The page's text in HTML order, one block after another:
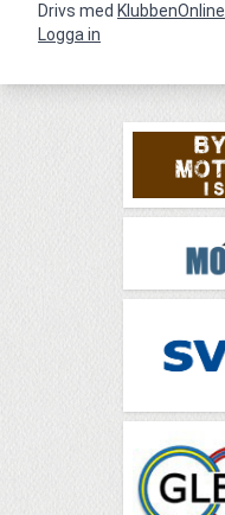
Drivs med KlubbenOnline
Logga in